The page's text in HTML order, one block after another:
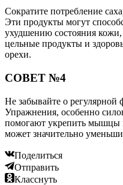
Сократите потребление
Эти продукты могут
ухудшению состояния
цельные продукты и
орехи.
СОВЕТ №4
Не забывайте о регулярной
Упражнения, особенно
помогают укрепить мышцы
может значительно
Поделиться
Отправить
Класснуть